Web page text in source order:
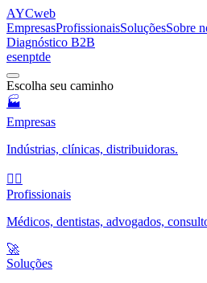
AYCweb
EmpresasProfissionaisSoluçõesSobre
Diagnóstico B2B
esenptde
Escolha seu caminho
🏭
Empresas
Indústrias, clínicas, distribuidoras.
🧑‍⚕️
Profissionais
Médicos, dentistas, advogados,
🚀
Soluções